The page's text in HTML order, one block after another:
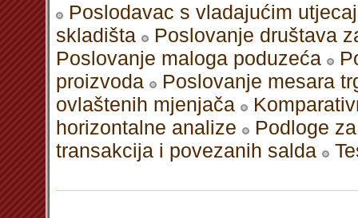
Poslodavac s vladajućim
skladišta
Poslovanje društava
Poslovanje maloga poduzeća
proizvoda
Poslovanje mesara
ovlaštenih mjenjača
horizontalne analize
Podloge
transakcija i povezanih salda